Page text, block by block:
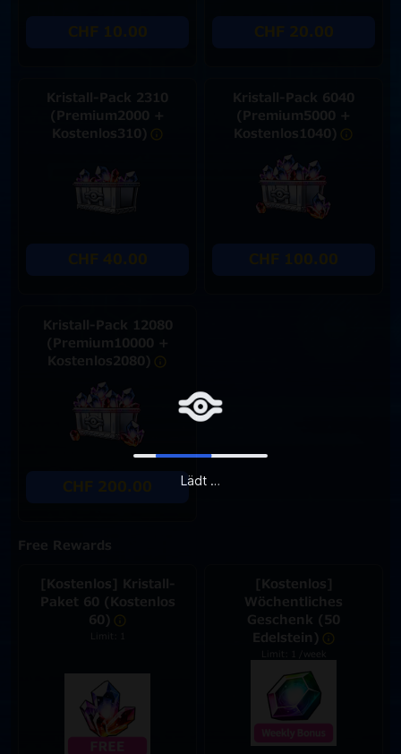
Lädt …
Kristall-Pack 2310
(Premium2000 +
Kostenlos310)
Kristall-Pack 6040
(Premium5000 +
Kostenlos1040)
Kristall-Pack 12080
(Premium10000 +
Kostenlos2080)
Free Rewards
[Kostenlos] Kristall-
Paket 60 (Kostenlos
60)
Limit: 1
[Kostenlos]
Wöchentliches
Geschenk (50
Edelstein)
Limit: 1 /week